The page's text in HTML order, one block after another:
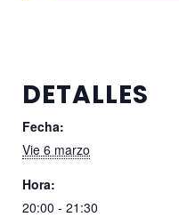
DETALLES
Fecha:
Vie 6 marzo
Hora:
20:00 - 21:30